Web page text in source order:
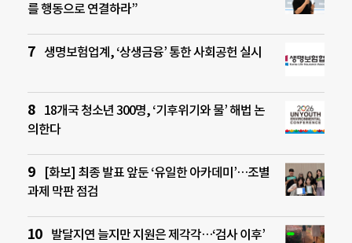
를 행동으로 연결하라”
생명보험업계, ‘상생금융’ 통한 사회공헌 실시
18개국 청소년 300명, ‘기후위기와 물’ 해법 논
의한다
[화보] 최종 발표 앞둔 ‘유일한 아카데미’…조별
과제 막판 점검
발달지연 늘지만 지원은 제각각…‘검사 이후’